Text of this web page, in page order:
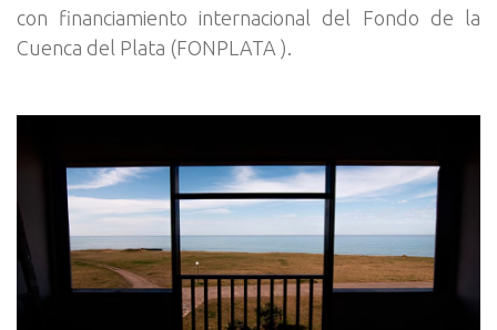
con financiamiento internacional del Fondo de la
Cuenca del Plata (FONPLATA ).